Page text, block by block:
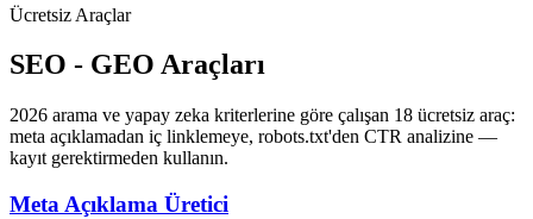
Ücretsiz Araçlar
SEO - GEO Araçları
2026 arama ve yapay zeka kriterlerine göre çalışan 18 ücretsiz araç:
meta açıklamadan iç linklemeye, robots.txt'den CTR analizine —
kayıt gerektirmeden kullanın.
Meta Açıklama Üretici